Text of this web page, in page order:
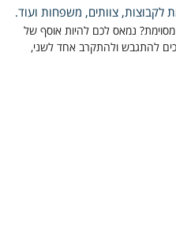
לקבוצות, צוותים, משפחות ועוד.
נמאס לכם להיות אוסף של
להתגבש ולהתקרב אחד לשני,
לעשות זאת כמו שצריך, דברים
שבה המשתתפים מבשלים יחד